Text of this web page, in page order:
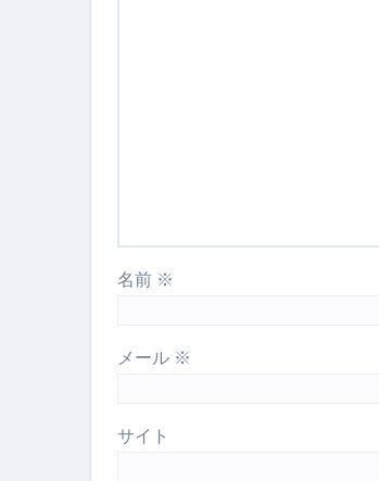
名前 ※
メール ※
サイト